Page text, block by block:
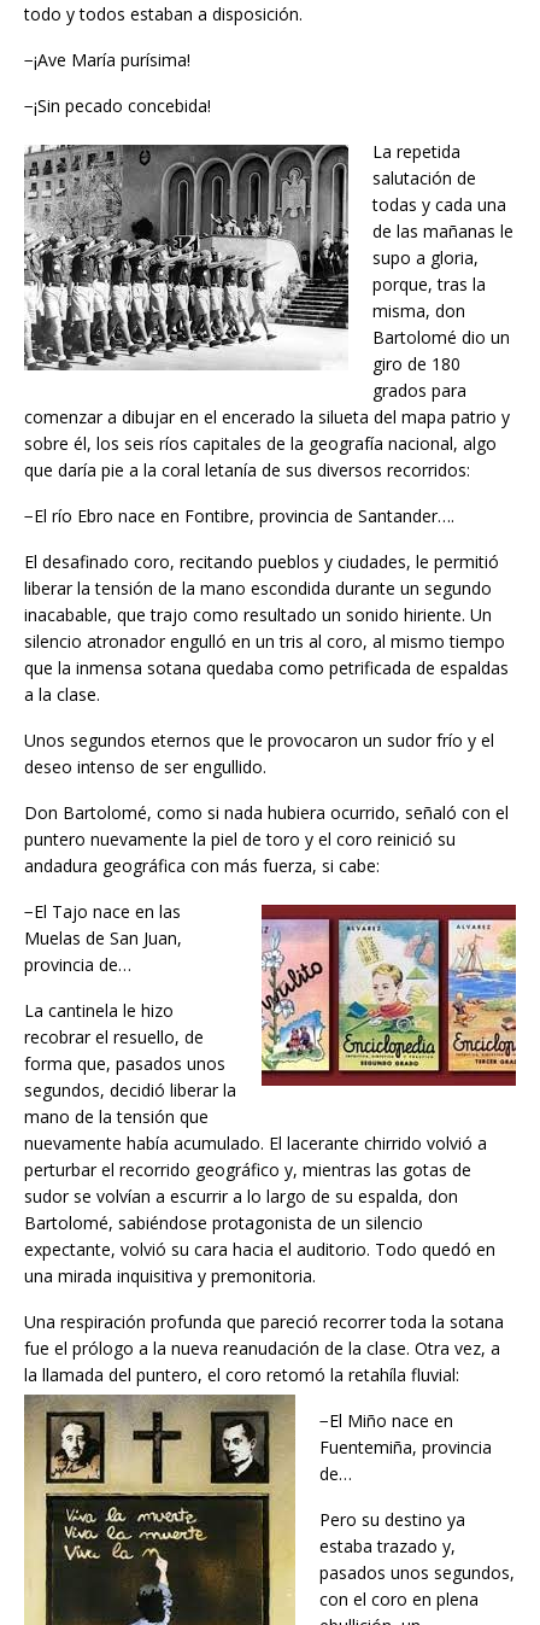
todo y todos estaban a disposición.
−¡Ave María purísima!
−¡Sin pecado concebida!
La repetida
salutación de
todas y cada una
de las mañanas le
supo a gloria,
porque, tras la
misma, don
Bartolomé dio un
giro de 180
grados para
comenzar a dibujar en el encerado la silueta del mapa patrio y
sobre él, los seis ríos capitales de la geografía nacional, algo
que daría pie a la coral letanía de sus diversos recorridos:
−El río Ebro nace en Fontibre, provincia de Santander….
El desafinado coro, recitando pueblos y ciudades, le permitió
liberar la tensión de la mano escondida durante un segundo
inacabable, que trajo como resultado un sonido hiriente. Un
silencio atronador engulló en un tris al coro, al mismo tiempo
que la inmensa sotana quedaba como petrificada de espaldas
a la clase.
Unos segundos eternos que le provocaron un sudor frío y el
deseo intenso de ser engullido.
Don Bartolomé, como si nada hubiera ocurrido, señaló con el
puntero nuevamente la piel de toro y el coro reinició su
andadura geográfica con más fuerza, si cabe:
−El Tajo nace en las
Muelas de San Juan,
provincia de…
La cantinela le hizo
recobrar el resuello, de
forma que, pasados unos
segundos, decidió liberar la
mano de la tensión que
nuevamente había acumulado. El lacerante chirrido volvió a
perturbar el recorrido geográfico y, mientras las gotas de
sudor se volvían a escurrir a lo largo de su espalda, don
Bartolomé, sabiéndose protagonista de un silencio
expectante, volvió su cara hacia el auditorio. Todo quedó en
una mirada inquisitiva y premonitoria.
Una respiración profunda que pareció recorrer toda la sotana
fue el prólogo a la nueva reanudación de la clase. Otra vez, a
la llamada del puntero, el coro retomó la retahíla fluvial:
−El Miño nace en
Fuentemiña, provincia
de…
Pero su destino ya
estaba trazado y,
pasados unos segundos,
con el coro en plena